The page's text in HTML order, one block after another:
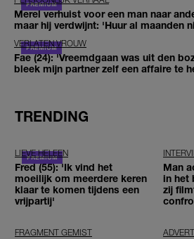
Merel verhuist voor een man naar
maar hij verdwijnt: 'Huur al maanden
VERLATEN VROUW
Fae (24): 'Vreemdgaan was uit den
bleek mijn partner zelf een affaire te
TRENDING
LIEVE HELEEN
Fred (55): 'Ik vind het
moeilijk om meerdere keren
klaar te komen tijdens een
vrijpartij'
Man
in het
zij
FRAGMENT GEMIST